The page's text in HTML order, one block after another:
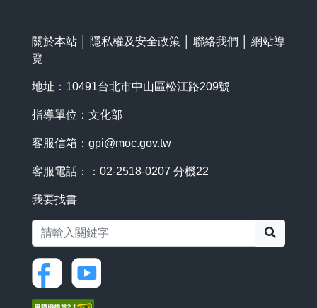
關於本站 隱私權及安全政策 聯絡我們
網站導
覽
地址：10491台北市中山區松江路209號
指導單位：文化部
客服信箱： gpi@moc.gov.tw
客服電話：：02-2518-0207 分機22
我要找書